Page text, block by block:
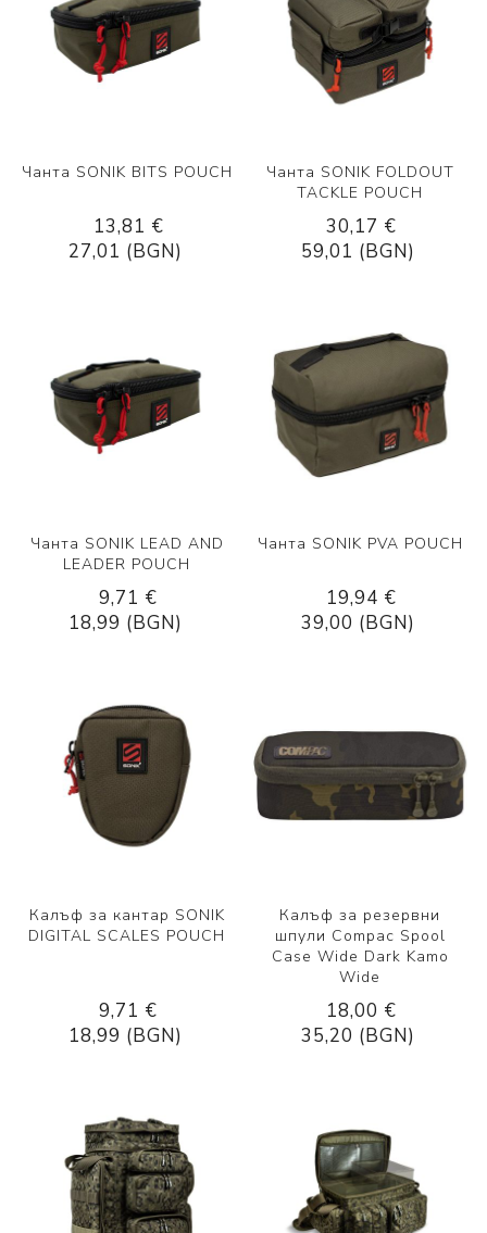
Чанта SONIK BITS POUCH
13,81 €
27,01 (BGN)
Чанта SONIK FOLDOUT
TACKLE POUCH
30,17 €
59,01 (BGN)
Чанта SONIK LEAD AND
LEADER POUCH
9,71 €
18,99 (BGN)
Чанта SONIK PVA POUCH
19,94 €
39,00 (BGN)
Калъф за кантар SONIK
DIGITAL SCALES POUCH
9,71 €
18,99 (BGN)
Калъф за резервни
шпули Compac Spool
Case Wide Dark Kamo
Wide
18,00 €
35,20 (BGN)